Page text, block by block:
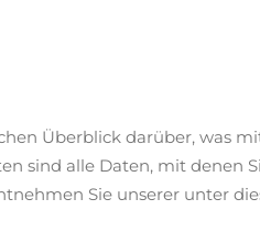
Überblick darüber, was
sind alle Daten, mit
Sie unserer unter